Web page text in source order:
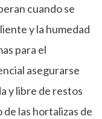
cuando se
y la humedad
para el
asegurarse
y libre de restos
las hortalizas de